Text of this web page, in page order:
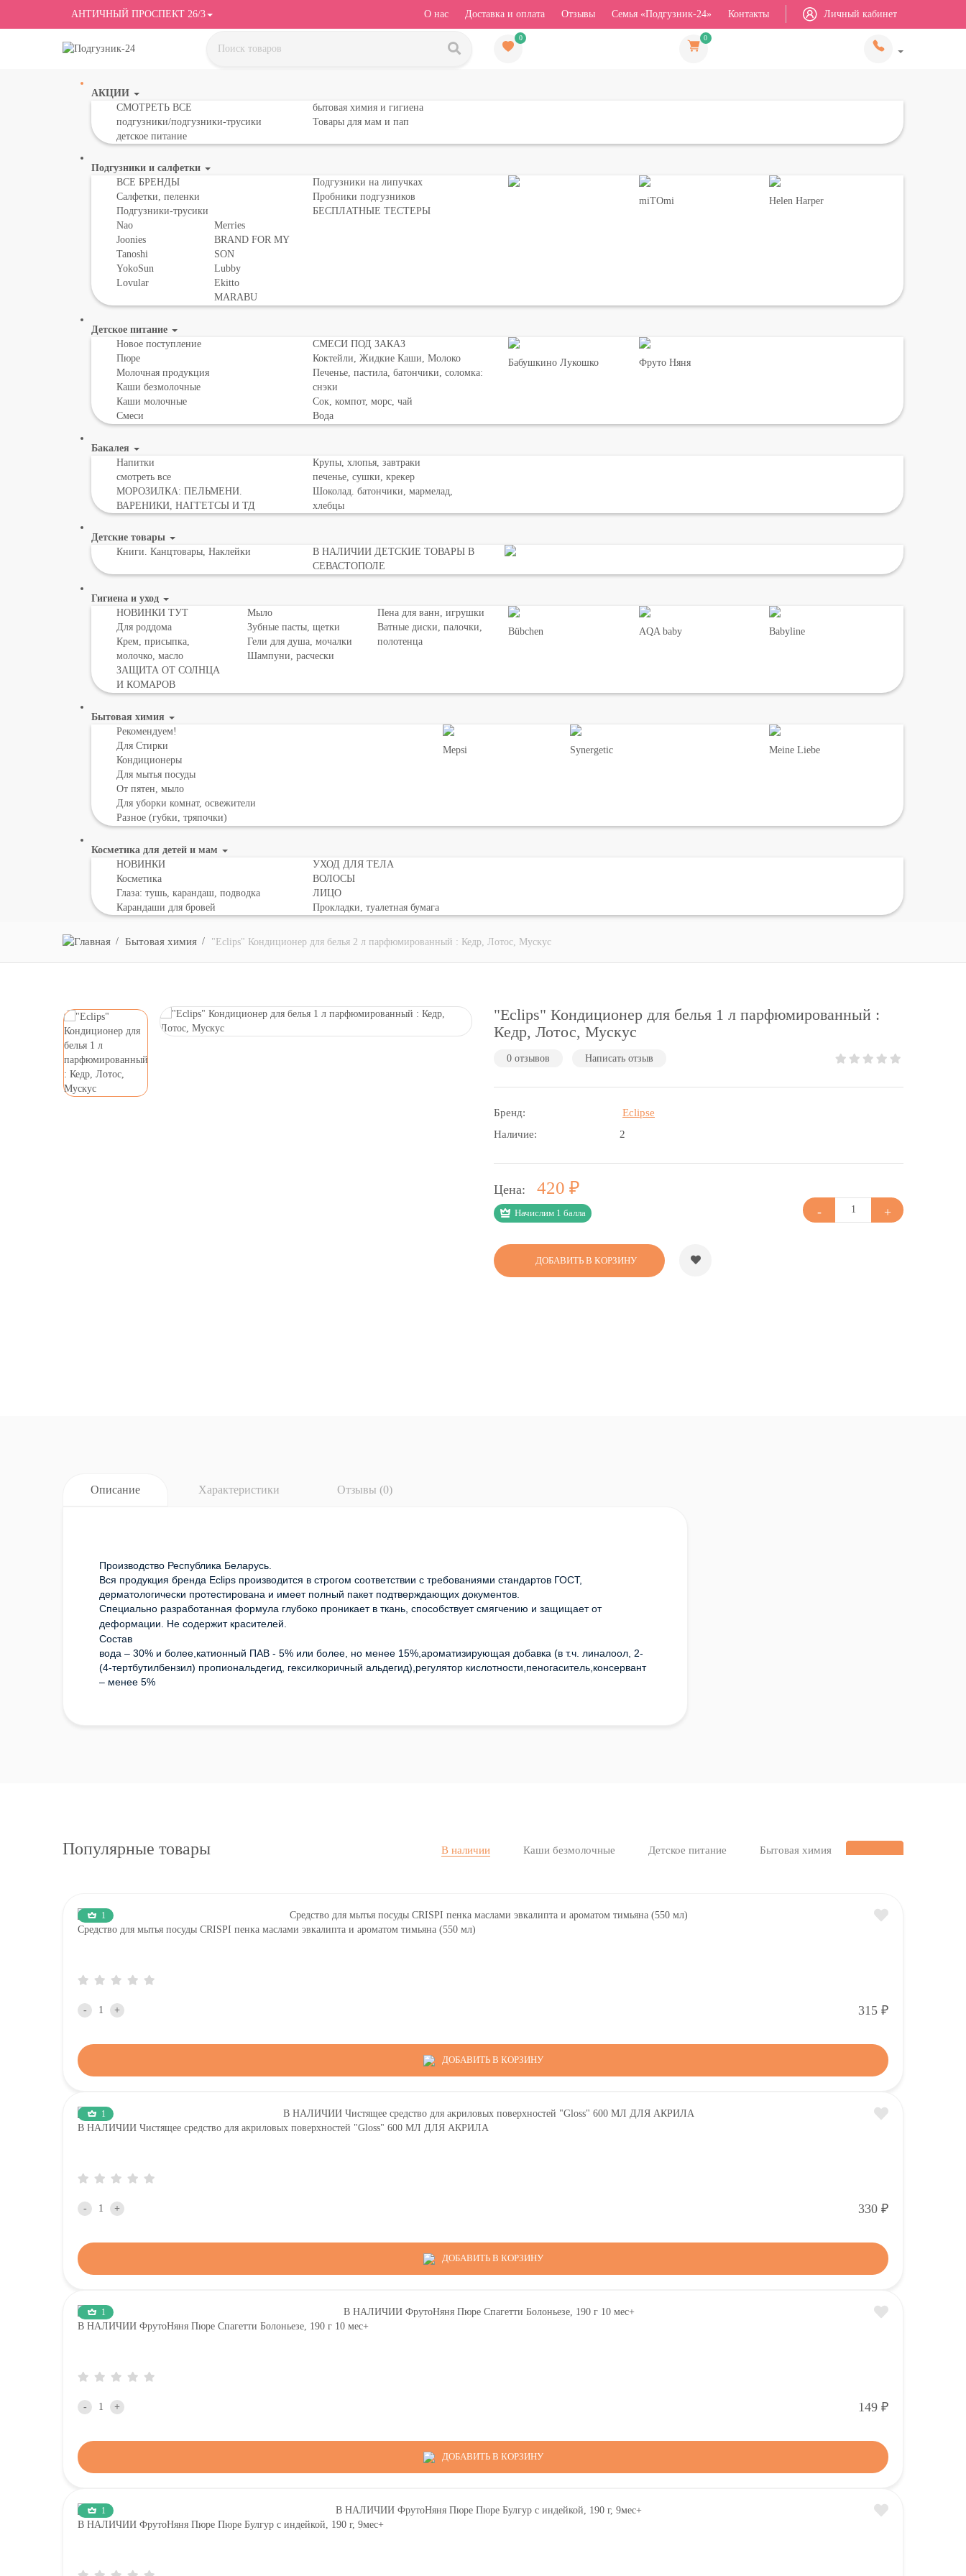
АНТИЧНЫЙ ПРОСПЕКТ 26/3 О нас Доставка и оплата Отзывы Семья «Подгузник-24» Контакты Личный кабинет
0 0
АКЦИИ
СМОТРЕТЬ ВСЕ
подгузники/подгузники-трусики
детское питание
бытовая химия и гигиена
Товары для мам и пап
Подгузники и салфетки
ВСЕ БРЕНДЫ
Салфетки, пеленки
Подгузники-трусики
Nao
Joonies
Tanoshi
YokoSun
Lovular
Merries
BRAND FOR MY
SON
Lubby
Ekitto
MARABU
Подгузники на липучках
Пробники подгузников
БЕСПЛАТНЫЕ ТЕСТЕРЫ
miTOmi Helen Harper
Детское питание
Новое поступление
Пюре
Молочная продукция
Каши безмолочные
Каши молочные
Смеси
СМЕСИ ПОД ЗАКАЗ
Коктейли, Жидкие Каши, Молоко
Печенье, пастила, батончики, соломка:
снэки
Сок, компот, морс, чай
Вода
Бабушкино Лукошко Фруто Няня
Бакалея
Напитки
смотреть все
МОРОЗИЛКА: ПЕЛЬМЕНИ.
ВАРЕНИКИ, НАГГЕТСЫ И ТД
Крупы, хлопья, завтраки
печенье, сушки, крекер
Шоколад. батончики, мармелад,
хлебцы
Детские товары
Книги. Канцтовары, Наклейки
В НАЛИЧИИ ДЕТСКИЕ ТОВАРЫ В
СЕВАСТОПОЛЕ
Гигиена и уход
НОВИНКИ ТУТ
Для роддома
Крем, присыпка,
молочко, масло
ЗАЩИТА ОТ СОЛНЦА
И КОМАРОВ
Мыло
Зубные пасты, щетки
Гели для душа, мочалки
Шампуни, расчески
Пена для ванн, игрушки
Ватные диски, палочки,
полотенца
Bübchen AQA baby Babyline
Бытовая химия
Рекомендуем!
Для Стирки
Кондиционеры
Для мытья посуды
От пятен, мыло
Для уборки комнат, освежители
Разное (губки, тряпочки)
Mepsi Synergetic Meine Liebe
Косметика для детей и мам
НОВИНКИ
Косметика
Глаза: тушь, карандаш, подводка
Карандаши для бровей
УХОД ДЛЯ ТЕЛА
ВОЛОСЫ
ЛИЦО
Прокладки, туалетная бумага
Бытовая химия "Eclips" Кондиционер для белья 2 л парфюмированный : Кедр, Лотос, Мускус
"Eclips" Кондиционер для белья 1 л парфюмированный :
Кедр, Лотос, Мускус
0 отзывов Написать отзыв
Бренд:
Eclipse
Наличие:
2
Цена: 420
Начислим 1 балла
ДОБАВИТЬ В КОРЗИНУ
Описание Характеристики Отзывы (0)
Производство Республика Беларусь.
Вся продукция бренда Eclips производится в строгом соответствии с требованиями стандартов ГОСТ,
дерматологически протестирована и имеет полный пакет подтверждающих документов.
Специально разработанная формула глубоко проникает в ткань, способствует смягчению и защищает от
деформации. Не содержит красителей.
Состав
вода – 30% и более,катионный ПАВ - 5% или более, но менее 15%,ароматизирующая добавка (в т.ч. линалоол, 2-
(4-тертбутилбензил) пропиональдегид, гексилкоричный альдегид),регулятор кислотности,пеногаситель,консервант
– менее 5%
Популярные товары В наличии Каши безмолочные Детское питание Бытовая химия
1
Средство для мытья посуды CRISPI пенка маслами эвкалипта и ароматом тимьяна (550 мл)
- + 315 Р
ДОБАВИТЬ В КОРЗИНУ
1
В НАЛИЧИИ Чистящее средство для акриловых поверхностей "Gloss" 600 МЛ ДЛЯ АКРИЛА
- + 330 Р
ДОБАВИТЬ В КОРЗИНУ
1
В НАЛИЧИИ ФрутоНяня Пюре Спагетти Болоньезе, 190 г 10 мес+
- + 149 Р
ДОБАВИТЬ В КОРЗИНУ
1
В НАЛИЧИИ ФрутоНяня Пюре Пюре Булгур с индейкой, 190 г, 9мес+